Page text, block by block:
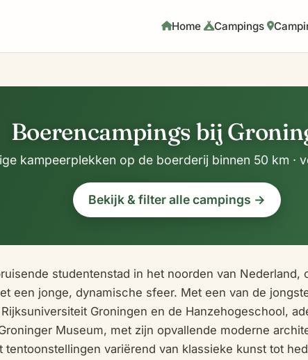
Home Campings
Boerencampings bij
kampeerplekken op de boerderij binnen 50 km ·
Bekijk & filter alle campings →
studentenstad in het noorden van Nederland,
een jonge, dynamische sfeer. Met een van de
Groningen en de Hanzehogeschool,
Museum, met zijn opvallende moderne
tentoonstellingen variërend van klassieke kunst tot